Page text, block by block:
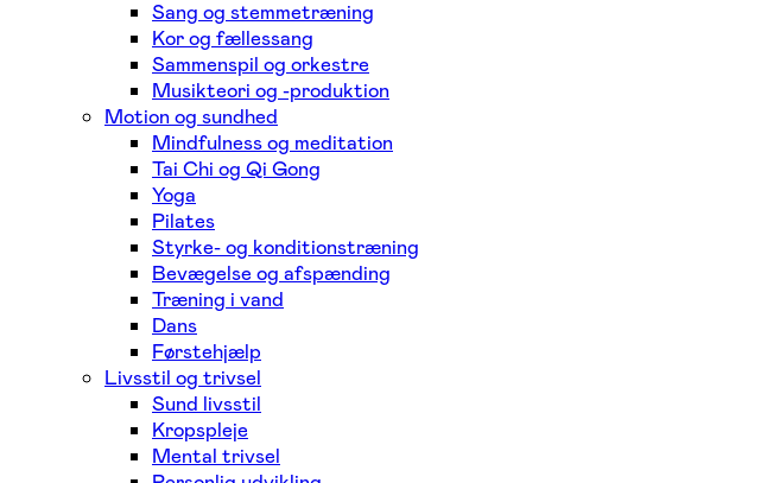
Sang og stemmetræning
Kor og fællessang
Sammenspil og orkestre
Musikteori og -produktion
Motion og sundhed
Mindfulness og meditation
Tai Chi og Qi Gong
Yoga
Pilates
Styrke- og konditionstræning
Bevægelse og afspænding
Træning i vand
Dans
Førstehjælp
Livsstil og trivsel
Sund livsstil
Kropspleje
Mental trivsel